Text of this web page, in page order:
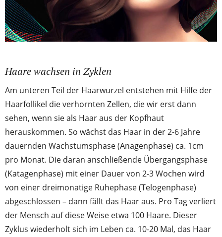
Haare wachsen in Zyklen
Am unteren Teil der Haarwurzel entstehen mit Hilfe der
Haarfollikel die verhornten Zellen, die wir erst dann
sehen, wenn sie als Haar aus der Kopfhaut
herauskommen. So wächst das Haar in der 2-6 Jahre
dauernden Wachstumsphase (Anagenphase) ca. 1cm
pro Monat. Die daran anschließende Übergangsphase
(Katagenphase) mit einer Dauer von 2-3 Wochen wird
von einer dreimonatige Ruhephase (Telogenphase)
abgeschlossen – dann fällt das Haar aus. Pro Tag verliert
der Mensch auf diese Weise etwa 100 Haare. Dieser
Zyklus wiederholt sich im Leben ca. 10-20 Mal, das Haar